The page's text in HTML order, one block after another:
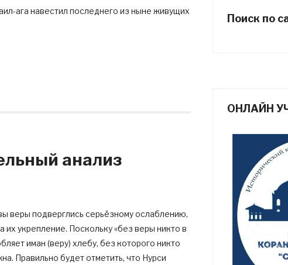
ага навестил последнего из ныне живущих
анализ
веры подверглись серьёзному ослаблению,
укрепление. Поскольку «без веры никто в
иман (веру) хлебу, без которого никто
Правильно будет отметить, что Нурси
Поиск по
ОНЛАЙН